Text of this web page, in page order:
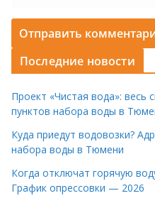
Последние новости
Проект «Чистая вода»: весь
пунктов набора воды в
Куда приедут водовозки?
набора воды в Тюмени
Когда отключат горячую
График опрессовки — 2026